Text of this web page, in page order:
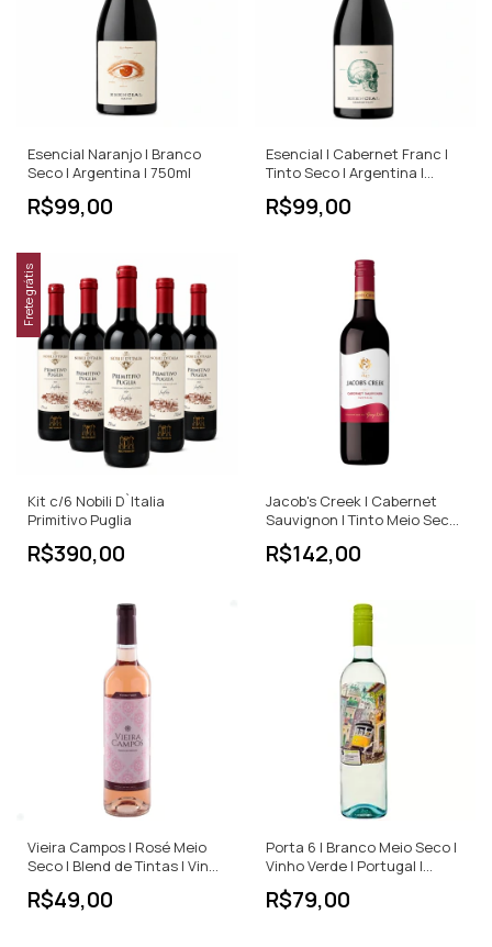
Esencial Naranjo | Branco
Seco | Argentina | 750ml
R$99,00
Esencial | Cabernet Franc |
Tinto Seco | Argentina |
750ml
R$99,00
Frete grátis
Kit c/6 Nobili D`Italia
Primitivo Puglia
R$390,00
Jacob's Creek | Cabernet
Sauvignon | Tinto Meio Seco |
R$142,00
Vieira Campos | Rosé Meio
Seco | Blend de Tintas | Vinho
Verde | Portugal | 750ml
R$49,00
Porta 6 | Branco Meio Seco |
Vinho Verde | Portugal |
750ml
R$79,00